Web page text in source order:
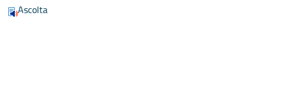
Ascolta